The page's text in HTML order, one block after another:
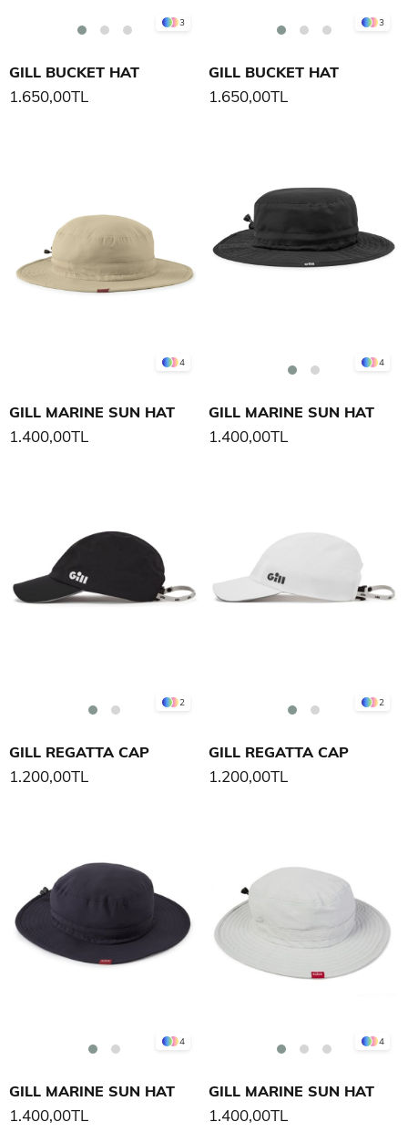
3
GILL BUCKET HAT
1.650,00TL
3
GILL BUCKET HAT
1.650,00TL
4
GILL MARINE SUN HAT
1.400,00TL
4
GILL MARINE SUN HAT
1.400,00TL
2
GILL REGATTA CAP
1.200,00TL
2
GILL REGATTA CAP
1.200,00TL
4
GILL MARINE SUN HAT
1.400,00TL
4
GILL MARINE SUN HAT
1.400,00TL